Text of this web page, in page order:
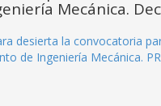
Mecánica.
desierta la convocatoria
de Ingeniería Mecánica.